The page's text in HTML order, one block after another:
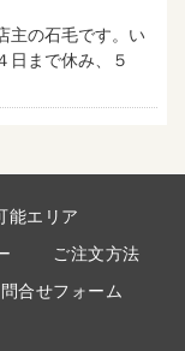
主の石毛です。い
日まで休み、５
能エリア
ご注文方法
合せフォーム